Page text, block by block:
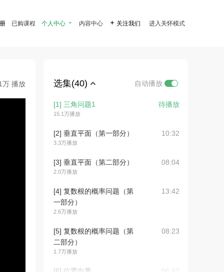
已购课程 个人中心  内容中心  关注我们 进入关怀模式
万 播放 选集(40) 自动播放
[1] 三角问题1
15.1万播放
待播放
[2] 垂直平面（第一部分）
3.3万播放
10:32
[3] 垂直平面（第二部分）
2.0万播放
08:04
[4] 复数根的概率问题（第
一部分）
2.6万播放
13:42
[5] 复数根的概率问题（第
二部分）
1.7万播放
08:23